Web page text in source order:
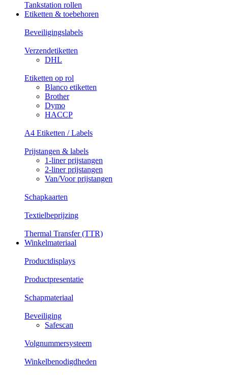
Tankstation rollen
Etiketten & toebehoren
Beveiligingslabels
Verzendetiketten
DHL
Etiketten op rol
Blanco etiketten
Brother
Dymo
HACCP
A4 Etiketten / Labels
Prijstangen & labels
1-liner prijstangen
2-liner prijstangen
Van/Voor prijstangen
Schapkaarten
Textielbeprijzing
Thermal Transfer (TTR)
Winkelmateriaal
Productdisplays
Productpresentatie
Schapmateriaal
Beveiliging
Safescan
Volgnummersysteem
Winkelbenodigdheden